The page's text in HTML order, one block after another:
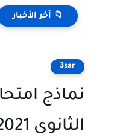
📁 آخر الأخبار
3sar
نماذج
الثانوى 2021 من منصة حصص مصر